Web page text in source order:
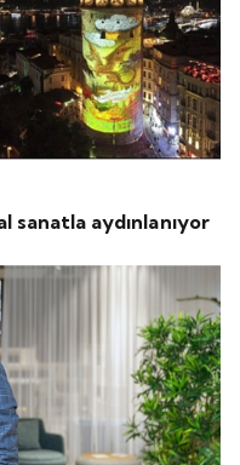
sanatla aydınlanıyor